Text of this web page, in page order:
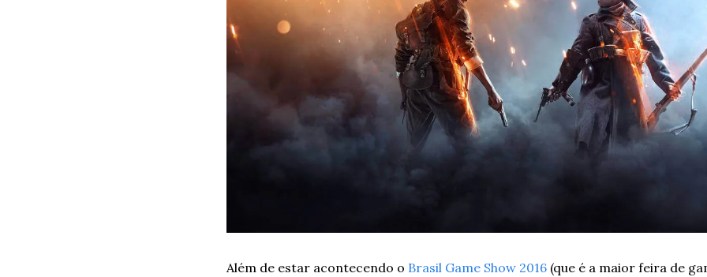
Além de estar acontecendo o Brasil Game Show 2016 (que é a maior feira de